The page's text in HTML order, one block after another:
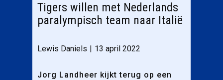
Tigers willen met Nederlands
paralympisch team naar Italië
Lewis Daniels 13 april 2022
Jorg Landheer kijkt terug op een